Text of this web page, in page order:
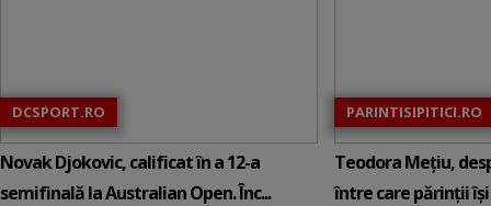
DCSPORT.RO
Novak Djokovic, calificat în a 12-a
semifinală la Australian Open. Înc...
PARINTISIPITICI.RO
Teodora Mețiu,
între care părinții își